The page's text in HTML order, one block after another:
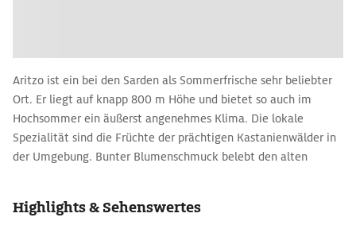
Aritzo ist ein bei den Sarden als Sommerfrische sehr beliebter
Ort. Er liegt auf knapp 800 m Höhe und bietet so auch im
Hochsommer ein äußerst angenehmes Klima. Die lokale
Spezialität sind die Früchte der prächtigen Kastanienwälder in
der Umgebung. Bunter Blumenschmuck belebt den alten
Highlights & Sehenswertes